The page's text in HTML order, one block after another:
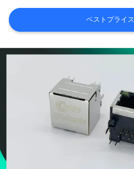
行
品
私
ベストプライス